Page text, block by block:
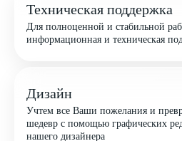
Техническая поддержка
Для полноценной и стабильной
информационная и техническая
Дизайн
Учтем все Ваши пожелания и
шедевр с помощью графических
нашего дизайнера